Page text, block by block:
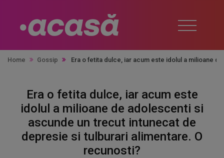
Home Gossip Era o fetita dulce, iar acum este idolul a milioane
Era o fetita dulce, iar acum este
idolul a milioane de adolescenti si
ascunde un trecut intunecat de
depresie si tulburari alimentare. O
recunosti?